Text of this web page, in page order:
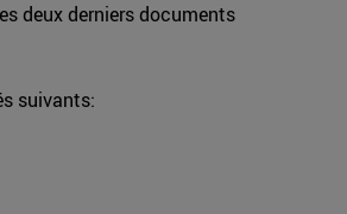
deux derniers documents
suivants: